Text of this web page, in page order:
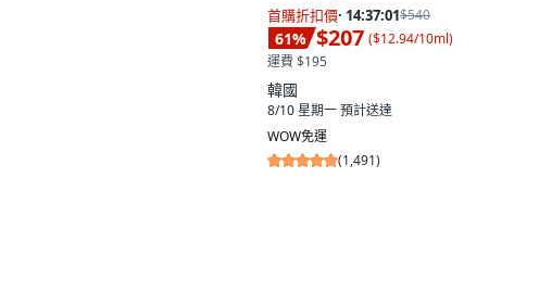
首購折扣價· 14:37:00$540
61% $207 ($12.94/10ml)
運費 $195
韓國
8/10 星期一預計送達
WOW免運
(1,491)